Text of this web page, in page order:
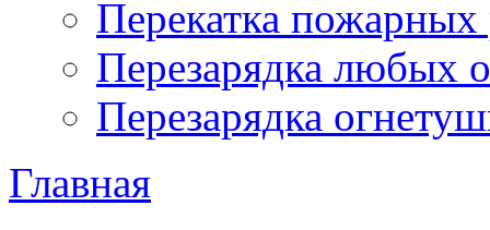
Перекатка пожарных
Перезарядка любых
Перезарядка
Главная